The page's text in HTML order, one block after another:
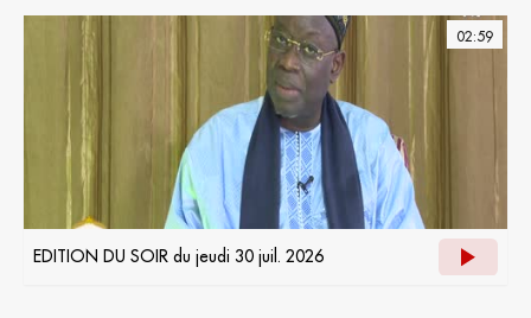
02:59
EDITION DU SOIR du jeudi 30 juil. 2026